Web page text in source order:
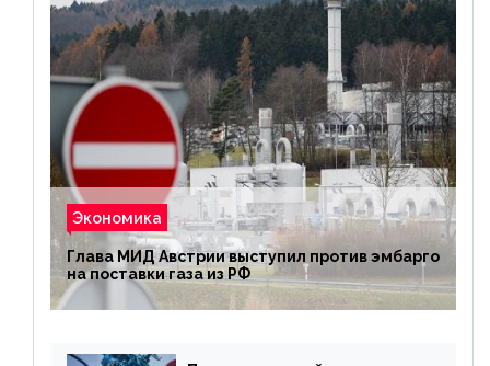
Экономика
Глава МИД Австрии выступил против эмбарго
на поставки газа из РФ